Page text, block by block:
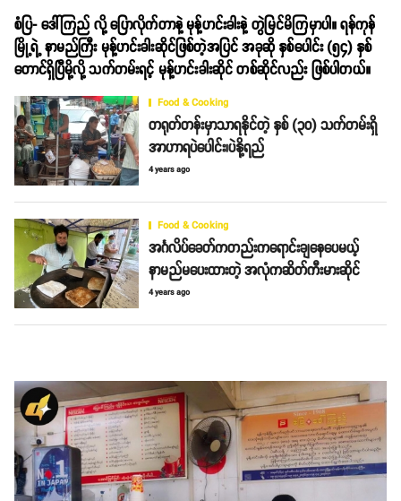
စံပြ- ဒေါ်ကြည် လို့ ပြောလိုက်တာနဲ့ မုန့်ဟင်းခါးနဲ့ တွဲမြင်မိကြမှာပါ။ ရန်ကုန်
မြို့ရဲ့ နာမည်ကြီး မုန့်ဟင်းခါးဆိုင်ဖြစ်တဲ့အပြင် အခုဆို နှစ်ပေါင်း (၅၄) နှစ်
တောင်ရှိပြီမို့လို့ သက်တမ်းရင့် မုန့်ဟင်းခါးဆိုင် တစ်ဆိုင်လည်း ဖြစ်ပါတယ်။
Food & Cooking
တရုတ်တန်းမှာသာရနိုင်တဲ့ နှစ် (၃၀) သက်တမ်းရှိ
အာဟာရပဲပေါင်း၊ပဲနို့ရည်
4 years ago
Food & Cooking
အင်္ဂလိပ်ခေတ်ကတည်းကရောင်းချနေပေမယ့်
နာမည်မပေးထားတဲ့ အလုံကဆိတ်ကီးမားဆိုင်
4 years ago